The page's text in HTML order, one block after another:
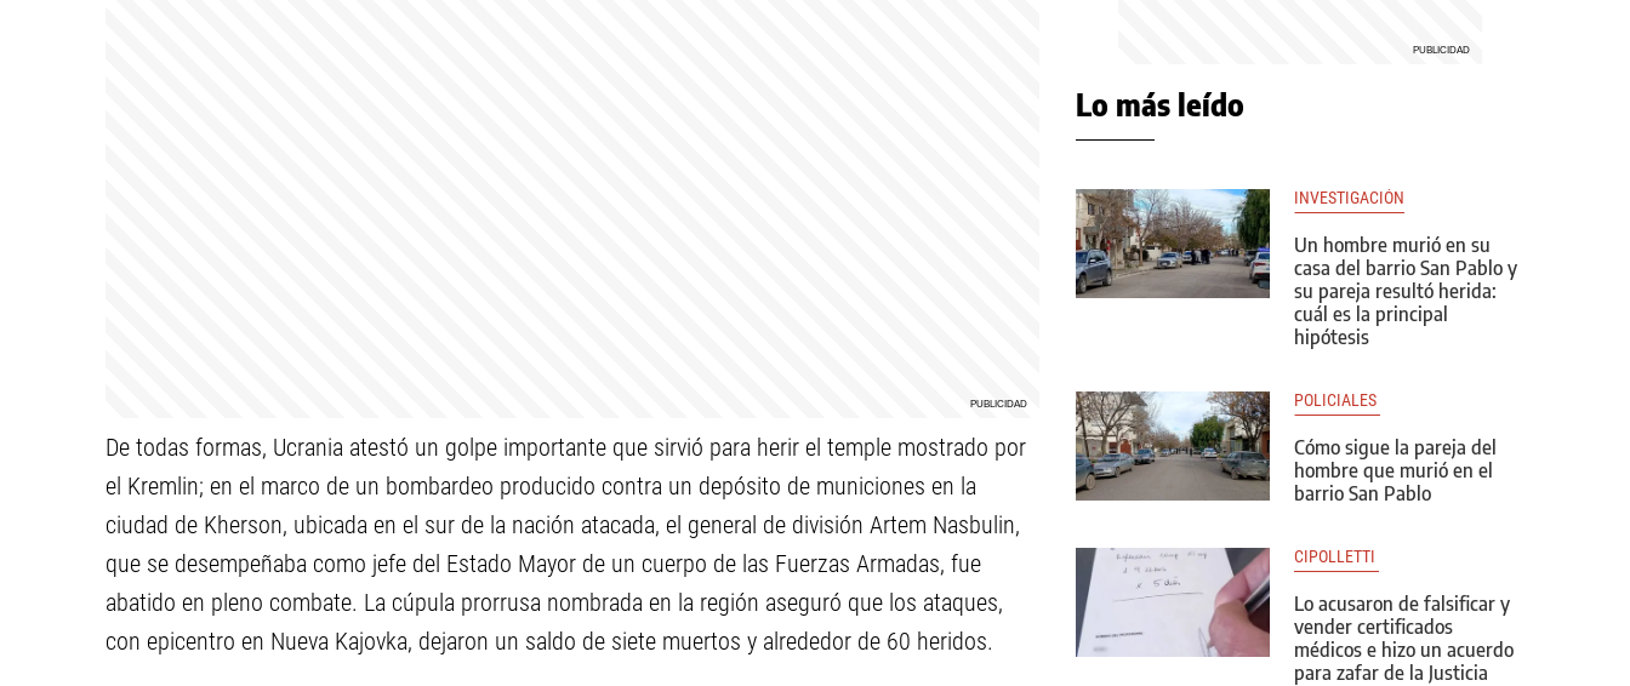
De todas formas, Ucrania atestó un golpe importante que sirvió para herir el temple mostrado por
el Kremlin; en el marco de un bombardeo producido contra un depósito de municiones en la
ciudad de Kherson, ubicada en el sur de la nación atacada, el general de división Artem Nasbulin,
que se desempeñaba como jefe del Estado Mayor de un cuerpo de las Fuerzas Armadas, fue
abatido en pleno combate. La cúpula prorrusa nombrada en la región aseguró que los ataques,
con epicentro en Nueva Kajovka, dejaron un saldo de siete muertos y alrededor de 60 heridos.
Lo más leído
INVESTIGACIÓN
Un hombre murió en su
casa del barrio San Pablo y
su pareja resultó herida:
cuál es la principal
hipótesis
POLICIALES
Cómo sigue la pareja del
hombre que murió en el
barrio San Pablo
CIPOLLETTI
Lo acusaron de falsificar y
vender certificados
médicos e hizo un acuerdo
para zafar de la Justicia